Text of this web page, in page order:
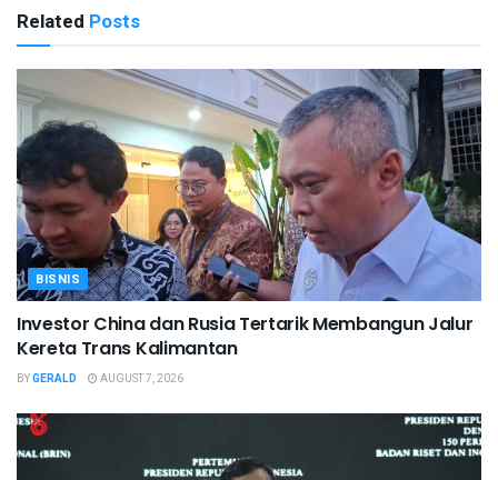
Related Posts
BISNIS
Investor China dan Rusia Tertarik Membangun Jalur
Kereta Trans Kalimantan
BYGERALD AUGUST 7, 2026